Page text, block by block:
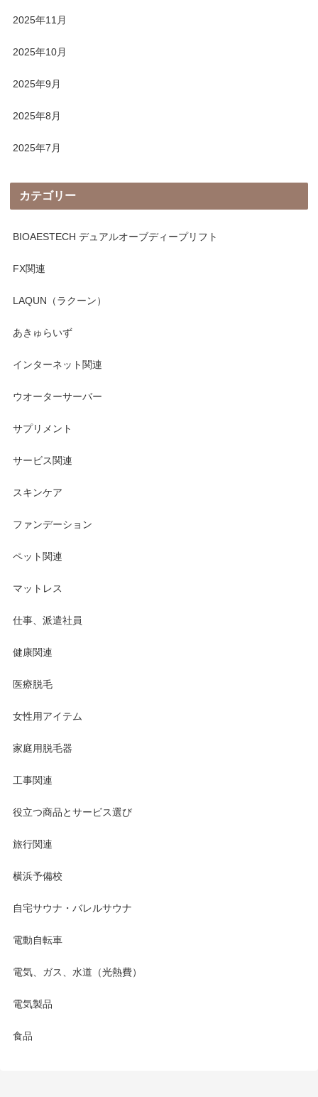
2025年11月
2025年10月
2025年9月
2025年8月
2025年7月
カテゴリー
BIOAESTECH デュアルオーブディープリフト
FX関連
LAQUN（ラクーン）
あきゅらいず
インターネット関連
ウオーターサーバー
サプリメント
サービス関連
スキンケア
ファンデーション
ペット関連
マットレス
仕事、派遣社員
健康関連
医療脱毛
女性用アイテム
家庭用脱毛器
工事関連
役立つ商品とサービス選び
旅行関連
横浜予備校
自宅サウナ・バレルサウナ
電動自転車
電気、ガス、水道（光熱費）
電気製品
食品